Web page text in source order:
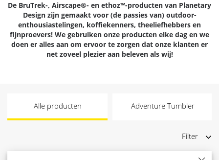
De BruTrek-, Airscape®- en ethoz™-producten van Planetary
Design zijn gemaakt voor (de passies van) outdoor-
enthousiastelingen, koffiekenners, theeliefhebbers en
fijnproevers! We gebruiken onze producten elke dag en we
doen er alles aan om ervoor te zorgen dat onze klanten er
net zoveel plezieraan beleven als wij!
Alle producten Adventure Tumbler
Filter